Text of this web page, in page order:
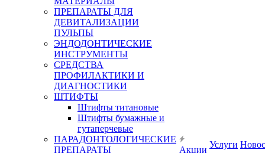
ПРЕПАРАТЫ ДЛЯ
ДЕВИТАЛИЗАЦИИ
ПУЛЬПЫ
ЭНДОДОНТИЧЕСКИЕ
ИНСТРУМЕНТЫ
СРЕДСТВА
ПРОФИЛАКТИКИ И
ДИАГНОСТИКИ
ШТИФТЫ
Штифты титановые
Штифты бумажные и
гутаперчевые
ПАРАДОНТОЛОГИЧЕСКИЕ
ПРЕПАРАТЫ
Акции
Услуги